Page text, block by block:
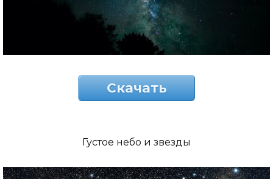
Скачать
Густое небо и звезды